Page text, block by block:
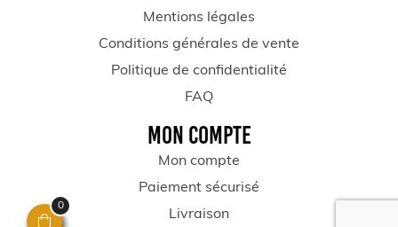
Mentions légales
Conditions générales de vente
Politique de confidentialité
FAQ
MON COMPTE
Mon compte
Paiement sécurisé
Livraison
0